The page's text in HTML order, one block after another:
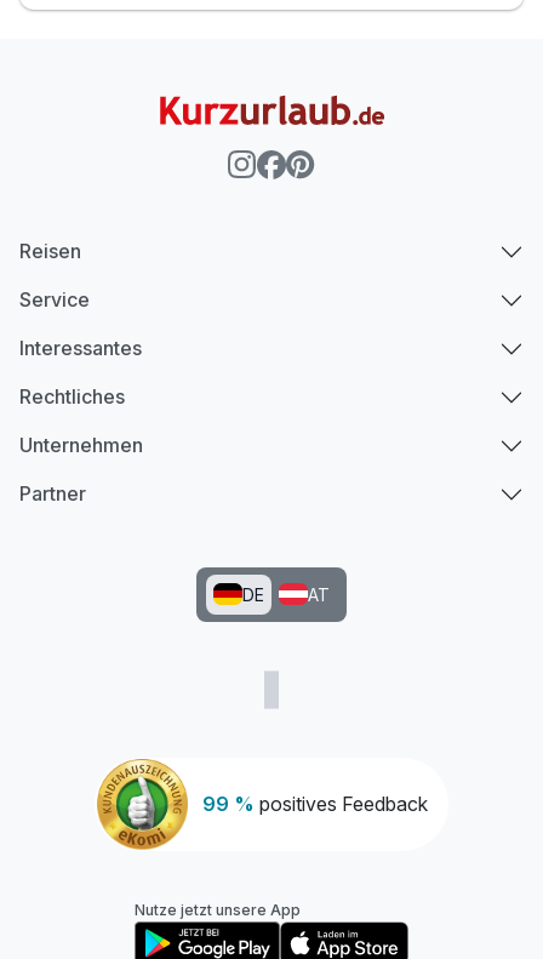
99 % positives Feedback
Reisen
Service
Interessantes
Rechtliches
Unternehmen
Partner
DE AT
Nutze jetzt unsere App